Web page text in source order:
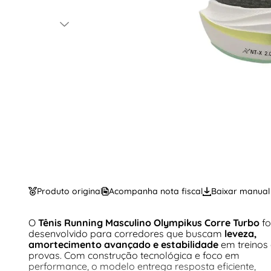
Produto original Acompanha nota fiscal Baixar manual
O Tênis Running Masculino Olympikus Corre Turbo
desenvolvido para corredores que buscam leveza,
amortecimento avançado e estabilidadeem treinos
provas. Com construção tecnológica e foco em
performance, o modelo entrega resposta eficiente,